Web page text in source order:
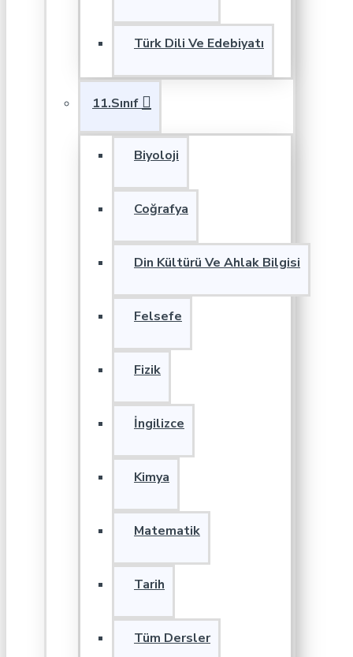
Türk Dili Ve Edebiyatı
11.Sınıf
Biyoloji
Coğrafya
Din Kültürü Ve Ahlak Bilgisi
Felsefe
Fizik
İngilizce
Kimya
Matematik
Tarih
Tüm Dersler